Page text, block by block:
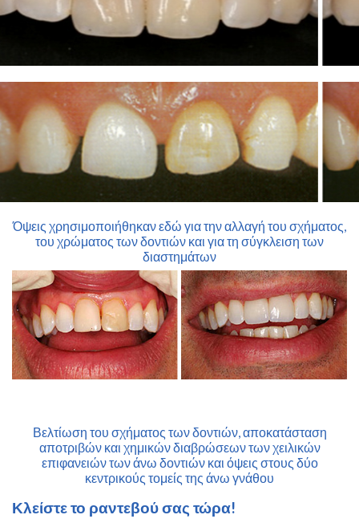
Όψεις χρησιμοποιήθηκαν εδώ για την αλλαγή του σχήματος,
του χρώματος των δοντιών και για τη σύγκλειση των
διαστημάτων
Βελτίωση του σχήματος των δοντιών, αποκατάσταση
αποτριβών και χημικών διαβρώσεων των χειλικών
επιφανειών των άνω δοντιών και όψεις στους δύο
κεντρικούς τομείς της άνω γνάθου
Κλείστε το ραντεβού σας τώρα!